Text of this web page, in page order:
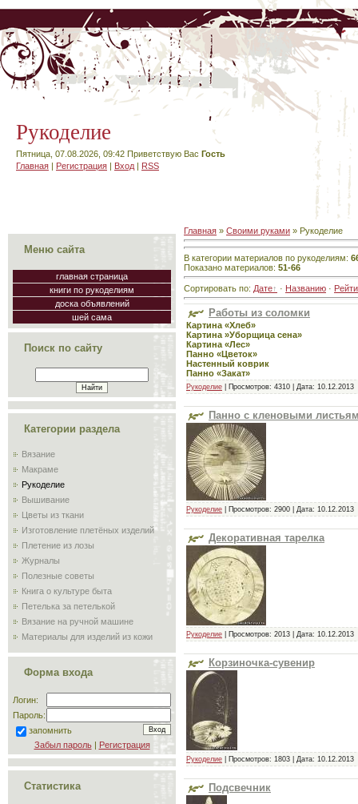
Рукоделие
Пятница, 07.08.2026, 09:42 Приветствую Вас Гость
Главная | Регистрация | Вход | RSS
Меню сайта
главная страница
книги по рукоделиям
доска объявлений
шей сама
Поиск по сайту
Категории раздела
Вязание
Макраме
Рукоделие
Вышивание
Цветы из ткани
Изготовление плетёных изделий
Плетение из лозы
Журналы
Полезные советы
Книга о культуре быта
Петелька за петелькой
Вязание на ручной машине
Материалы для изделий из кожи
Сам себе мастер
Обучение плиточников и
мозаичников
Форма входа
Логин:
Пароль:
запомнить
Забыл пароль| Регистрация
Статистика
Главная » Своими руками » Рукоделие
В категории материалов по рукоделиям:
Показано материалов: 51-66
Сортировать по: Дате · Названию ·
Работы из соломки
Картина «Хлеб»
Картина »Уборщица сена»
Картина «Лес»
Панно «Цветок»
Настенный коврик
Панно «Закат»
Рукоделие | Просмотров: 4310 | Дата: 10.12.2013
Панно с кленовыми
Рукоделие | Просмотров: 2900 | Дата: 10.12.2013
Декоративная тарелка
Рукоделие | Просмотров: 2013 | Дата: 10.12.2013
Корзиночка-сувенир
Рукоделие | Просмотров: 1803 | Дата: 10.12.2013
Подсвечник